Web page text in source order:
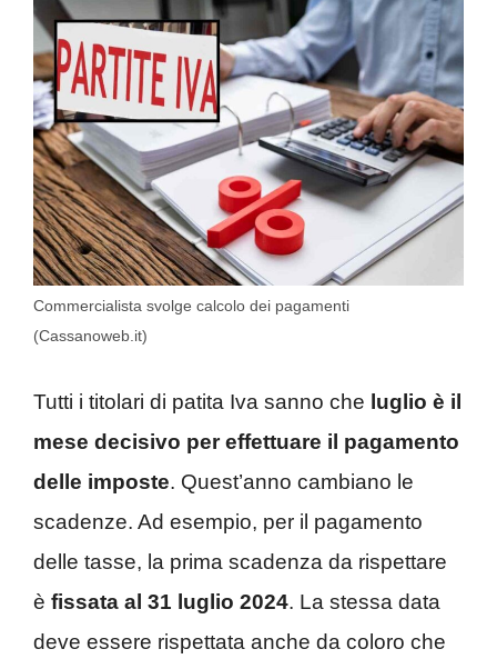
Commercialista svolge calcolo dei pagamenti
(Cassanoweb.it)
Tutti i titolari di patita Iva sanno che luglio è il
mese decisivo per effettuare il pagamento
delle imposte. Quest’anno cambiano le
scadenze. Ad esempio, per il pagamento
delle tasse, la prima scadenza da rispettare
è fissata al 31 luglio 2024. La stessa data
deve essere rispettata anche da coloro che